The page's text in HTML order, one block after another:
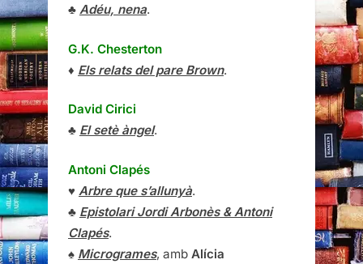
♣ Adéu, nena.
G.K. Chesterton
♦ Els relats del pare Brown.
David Cirici
♣ El setè àngel.
Antoni Clapés
♥ Arbre que s’allunyà.
♣ Epistolari Jordi Arbonès & Antoni
Clapés.
♠ Microgrames, amb Alícia